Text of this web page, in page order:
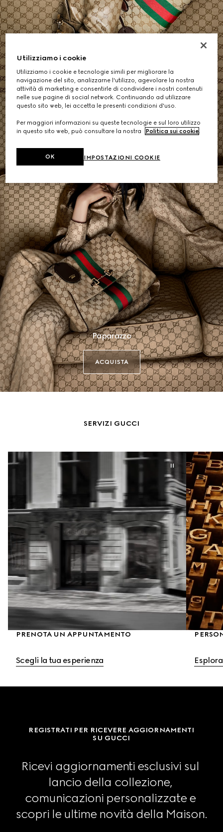
Paparazzo
ACQUISTA
SERVIZI GUCCI
PRENOTA UN APPUNTAMENTO
Scegli la tua esperienza
REGISTRATI PER RICEVERE AGGIORNAMENTI
SU GUCCI
Ricevi aggiornamenti esclusivi sul
lancio della collezione,
comunicazioni personalizzate e
scopri le ultime novità della Maison.
Utilizziamo i cookie
Utilizziamo i cookie e tecnologie simili per migliorare la
navigazione del sito, analizzarne l'utilizzo, agevolare la nostra
attività di marketing e consentirle di condividere i nostri contenuti
nelle sue pagine di social network. Continuando ad utilizzare
questo sito web, lei accetta le presenti condizioni d'uso.
Per maggiori informazioni su queste tecnologie e sul loro utilizzo
in questo sito web, può consultare la nostra
Politica sui cookie
IMPOSTAZIONI COOKIE
OK